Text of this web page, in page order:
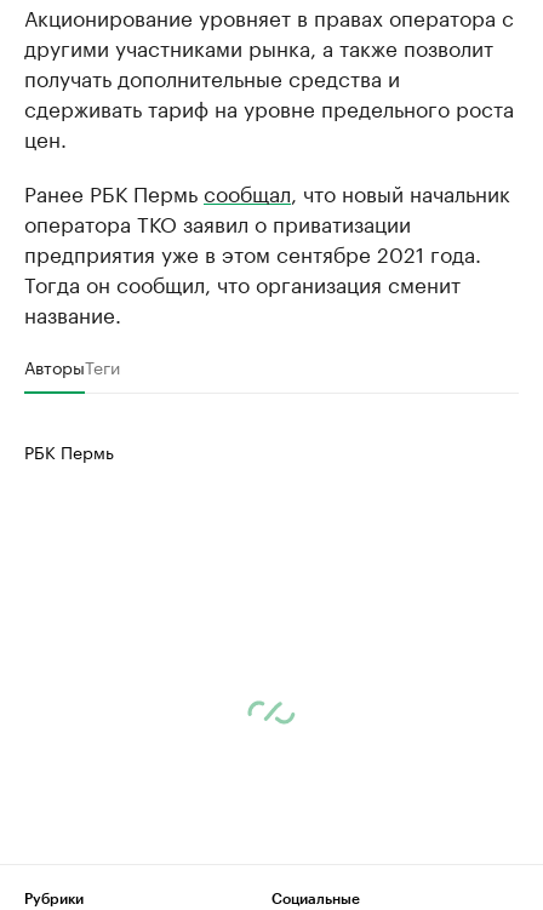
Акционирование уровняет в правах оператора с
другими участниками рынка, а также позволит
получать дополнительные средства и
сдерживать тариф на уровне предельного роста
цен.
Ранее РБК Пермьсообщал , что новый начальник
оператора ТКО заявил о приватизации
предприятия уже в этом сентябре 2021 года.
Тогда он сообщил, что организация сменит
название.
АвторыТеги
РБК Пермь
Рубрики
Социальные